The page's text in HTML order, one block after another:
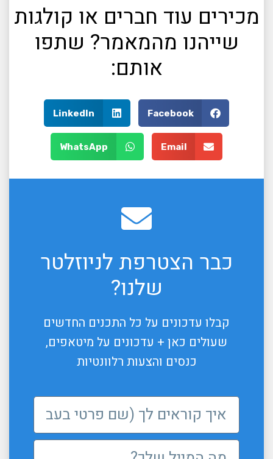
מכירים עוד חברים או קולגות
שייהנו מהמאמר? שתפו
אותם:
Facebook
LinkedIn
Email
WhatsApp
כבר הצטרפת לניוזלטר
שלנו?
קבלו עדכונים על כל התכנים החדשים
שעולים כאן + עדכונים על מיטאפים,
כנסים והצעות רלוונטיות